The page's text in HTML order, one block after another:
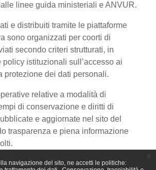
navigazione del sito, ne accetti le politiche:
linee guida ministeriali e ANVUR.
e distribuiti tramite le piattaforme
sono organizzati per coorti di
secondo criteri strutturati, in
policy istituzionali sull’accesso ai
protezione dei dati personali.
relative a modalità di
di conservazione e diritti di
e aggiornate nel sito del
trasparenza e piena informazione